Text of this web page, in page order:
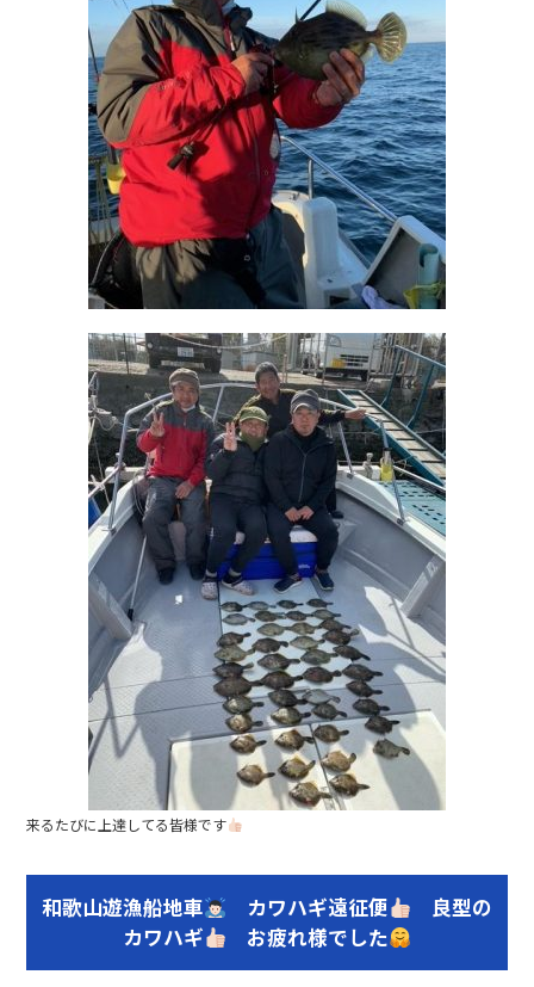
来るたびに上達してる皆様です
和歌山遊漁船地車 カワハギ遠征便
良型の
カワハギ
お疲れ様でした